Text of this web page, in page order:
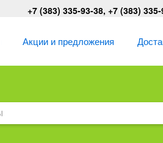
+7 (383) 335-93-38, +7 (383)
Акции и предложения